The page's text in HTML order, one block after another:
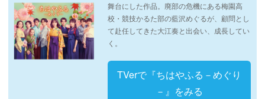
舞台にした作品。廃部の危機にある梅園高
校・競技かるた部の藍沢めぐるが、顧問とし
て赴任してきた大江奏と出会い、成長してい
く。
TVerで『ちはやふる－めぐり
－』をみる